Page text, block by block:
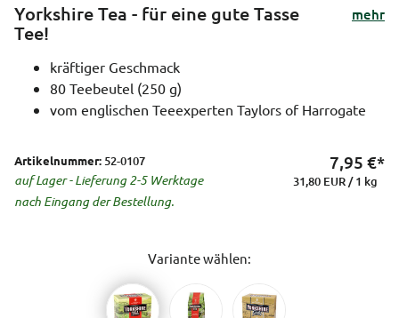
Yorkshire Tea - für eine gute Tasse
Tee!
mehr
kräftiger Geschmack
80 Teebeutel (250 g)
vom englischen Teeexperten Taylors of Harrogate
Artikelnummer: 52-0107
auf Lager - Lieferung 2-5 Werktage
nach Eingang der Bestellung.
7,95 €*
31,80 EUR / 1 kg
Variante wählen: